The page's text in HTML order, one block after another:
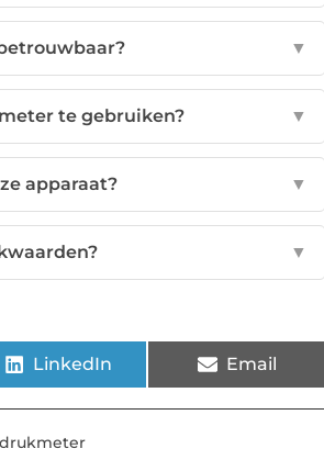
▼
te gebruiken? ▼
apparaat? ▼
▼
LinkedIn Email